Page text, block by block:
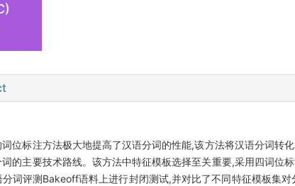
位标注方法极大地提高了汉语分词的性能,该方法将汉语分词转
的主要技术路线。该方法中特征模板选择至关重要,采用四词位
词评测Bakeoff语料上进行封闭测试,并对比了不同特征模板集